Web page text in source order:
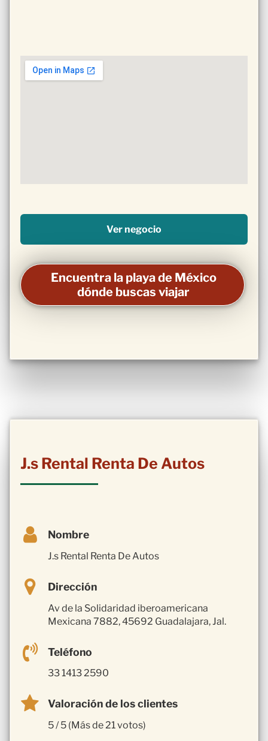
Ver negocio
Encuentra la playa de México
dónde buscas viajar
J.s Rental Renta De Autos
Nombre
J.s Rental Renta De Autos
Dirección
Av de la Solidaridad iberoamericana
Mexicana 7882, 45692 Guadalajara, Jal.
Teléfono
33 1413 2590
Valoración de los clientes
5 / 5 (Más de 21 votos)